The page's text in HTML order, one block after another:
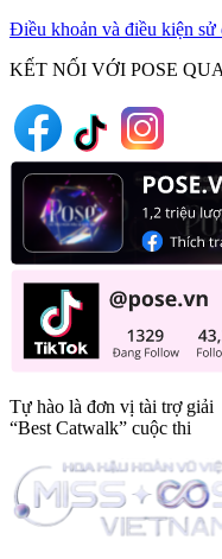
Điều khoản và điều kiện sử
KẾT NỐI VỚI POSE QUA
Tự hào là đơn vị tài trợ giải
“Best Catwalk” cuộc thi